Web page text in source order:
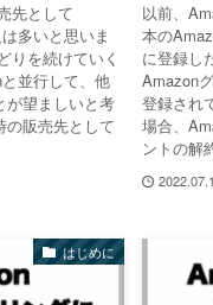
先として
多いと思いま
りを続けていく
並行して、他
が望ましいと考
の販売先として
以前、
本の
に登録し
Amazon
登録され
場合、
ントの解
はじめに